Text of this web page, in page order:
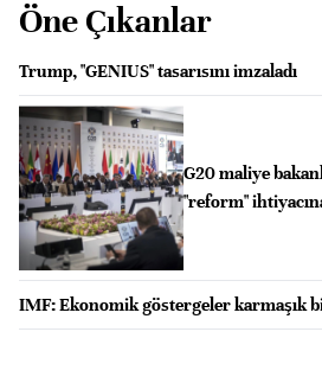
Öne Çıkanlar
Trump, "GENIUS" tasarısını imzaladı
G20 maliye
"reform"
IMF: Ekonomik göstergeler karmaşık